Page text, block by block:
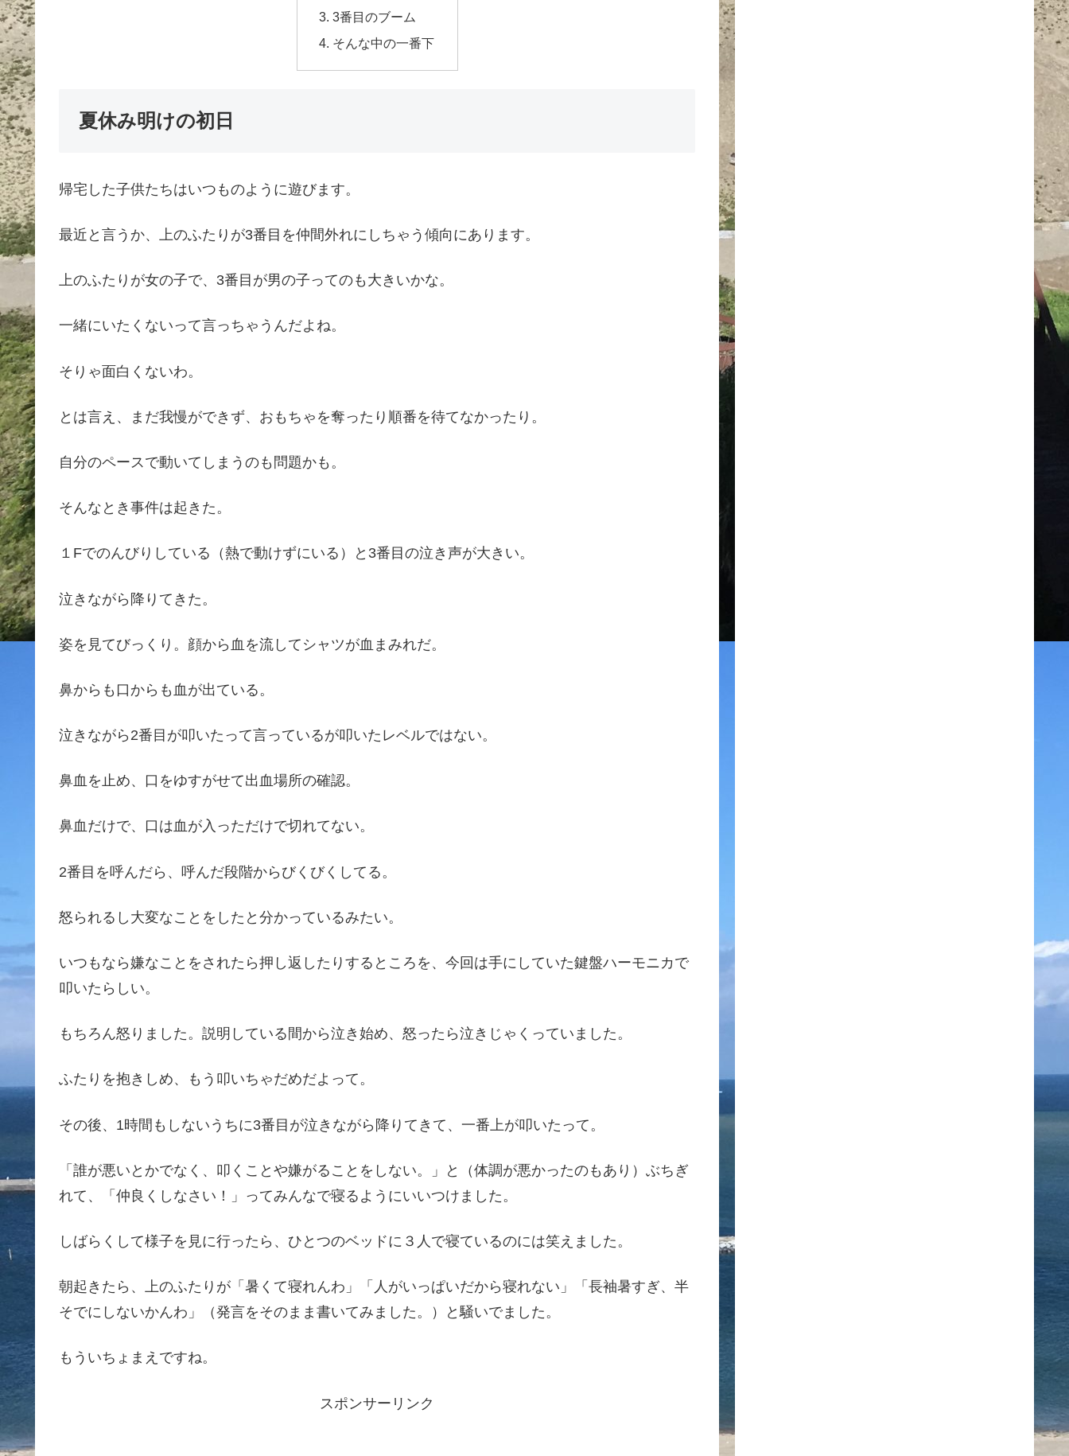
3番目のブーム
そんな中の一番下
夏休み明けの初日
帰宅した子供たちはいつものように遊びます。
最近と言うか、上のふたりが3番目を仲間外れにしちゃう傾向にあります。
上のふたりが女の子で、3番目が男の子ってのも大きいかな。
一緒にいたくないって言っちゃうんだよね。
そりゃ面白くないわ。
とは言え、まだ我慢ができず、おもちゃを奪ったり順番を待てなかったり。
自分のペースで動いてしまうのも問題かも。
そんなとき事件は起きた。
１Fでのんびりしている（熱で動けずにいる）と3番目の泣き声が大きい。
泣きながら降りてきた。
姿を見てびっくり。顔から血を流してシャツが血まみれだ。
鼻からも口からも血が出ている。
泣きながら2番目が叩いたって言っているが叩いたレベルではない。
鼻血を止め、口をゆすがせて出血場所の確認。
鼻血だけで、口は血が入っただけで切れてない。
2番目を呼んだら、呼んだ段階からびくびくしてる。
怒られるし大変なことをしたと分かっているみたい。
いつもなら嫌なことをされたら押し返したりするところを、今回は手にしていた鍵盤ハーモニカで
叩いたらしい。
もちろん怒りました。説明している間から泣き始め、怒ったら泣きじゃくっていました。
ふたりを抱きしめ、もう叩いちゃだめだよって。
その後、1時間もしないうちに3番目が泣きながら降りてきて、一番上が叩いたって。
「誰が悪いとかでなく、叩くことや嫌がることをしない。」と（体調が悪かったのもあり）ぶちぎ
れて、「仲良くしなさい！」ってみんなで寝るようにいいつけました。
しばらくして様子を見に行ったら、ひとつのベッドに３人で寝ているのには笑えました。
朝起きたら、上のふたりが「暑くて寝れんわ」「人がいっぱいだから寝れない」「長袖暑すぎ、半
そでにしないかんわ」（発言をそのまま書いてみました。）と騒いでました。
もういちょまえですね。
スポンサーリンク